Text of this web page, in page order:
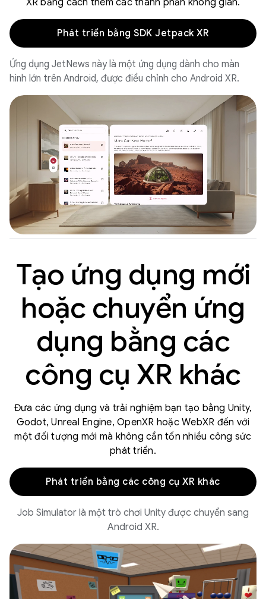
Phát triển bằng SDK Jetpack XR
Ứng dụng JetNews này là một ứng dụng dành cho màn
hình lớn trên Android, được điều chỉnh cho Android XR.
Tạo ứng dụng mới
hoặc chuyển ứng
dụng bằng các
công cụ XR khác
Đưa các ứng dụng và trải nghiệm bạn tạo bằng Unity,
Godot, Unreal Engine, OpenXR hoặc WebXR đến với
một đối tượng mới mà không cần tốn nhiều công sức
phát triển.
Phát triển bằng các công cụ XR khác
Job Simulator là một trò chơi Unity được chuyển sang
Android XR.